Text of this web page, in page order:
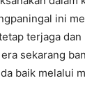
ini
terjaga
sekarang
baik melalui